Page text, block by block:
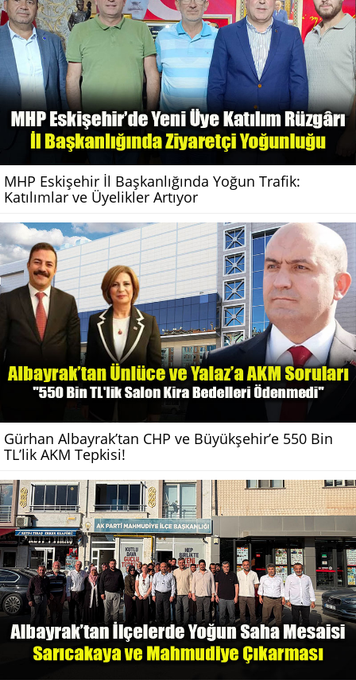
MHP Eskişehir İl Başkanlığında Yoğun Trafik:
Katılımlar ve Üyelikler Artıyor
Gürhan Albayrak’tan CHP ve Büyükşehir’e 550 Bin
TL’lik AKM Tepkisi!